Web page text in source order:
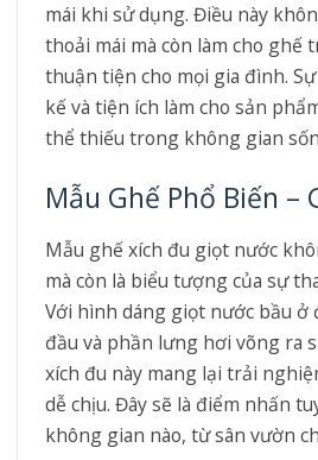
mái khi sử dụng. Điều này
thoải mái mà còn làm cho ghế
thuận tiện cho mọi gia đình.
kế và tiện ích làm cho sản
thể thiếu trong không gian
Mẫu Ghế Phổ Biến –
Mẫu ghế xích đu giọt nước
mà còn là biểu tượng của sự
Với hình dáng giọt nước bầu ở
đầu và phần lưng hơi võng ra
xích đu này mang lại trải
dễ chịu. Đây sẽ là điểm nhấn
không gian nào, từ sân vườn